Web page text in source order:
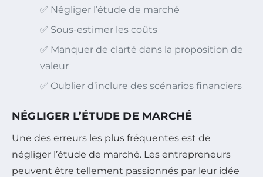
✅ Négliger l’étude de marché
✅ Sous-estimer les coûts
✅ Manquer de clarté dans la proposition de
valeur
✅ Oublier d’inclure des scénarios financiers
NÉGLIGER L’ÉTUDE DE MARCHÉ
Une des erreurs les plus fréquentes est de
négliger l’étude de marché. Les entrepreneurs
peuvent être tellement passionnés par leur idée